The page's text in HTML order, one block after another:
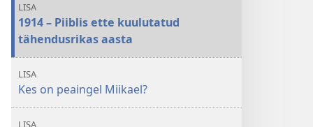
LISA
1914 – Piiblis ette kuulutatud
tähendusrikas aasta
LISA
Kes on peaingel Miikael?
LISA